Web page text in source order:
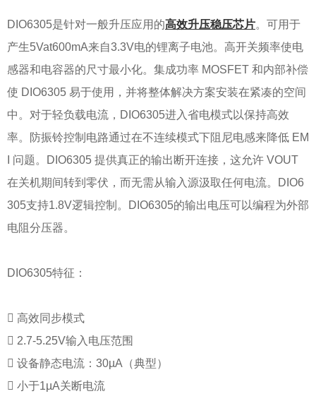
DIO6305是针对一般升压应用的高效升压稳压芯片。可用于
产生5Vat600mA来自3.3V电的锂离子电池。高开关频率使电
感器和电容器的尺寸最小化。集成功率 MOSFET 和内部补偿
使 DIO6305 易于使用，并将整体解决方案安装在紧凑的空间
中。对于轻负载电流，DIO6305进入省电模式以保持高效
率。防振铃控制电路通过在不连续模式下阻尼电感来降低 EM
I 问题。DIO6305 提供真正的输出断开连接，这允许 VOUT
在关机期间转到零伏，而无需从输入源汲取任何电流。DIO6
305支持1.8V逻辑控制。DIO6305的输出电压可以编程为外部
电阻分压器。
DIO6305特征：
 高效同步模式
 2.7-5.25V输入电压范围
 设备静态电流：30µA（典型）
 小于1µA关断电流